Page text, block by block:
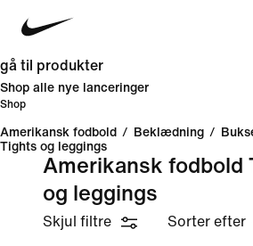
gå til produkter
Shop alle nye lanceringer
Shop
Amerikansk fodbold / Beklædning /
Tights og leggings
Amerikansk fodbold
og leggings
Skjul filtre Sorter efter